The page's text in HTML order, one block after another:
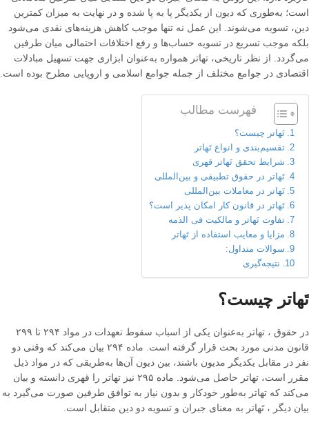
است؛ به‌طوری که دیون از یکدیگر پا به پا شده و در نهایت به میزان کمترین
دین، تسویه می‌شوند. این عمل نه تنها موجب کاهش هزینه‌های نقدی می‌شود
بلکه موجب تسریع در تسویه حساب‌ها و رفع اختلافات احتمالی میان طرفین
می‌گردد. از نظر تاریخی، تهاتر همواره به‌عنوان ابزاری جهت تسهیل مبادلات
اقتصادی در جوامع مختلف از جمله جوامع اسلامی و اروپایی مطرح بوده است.
فهرست مطالب
تَهاتر چیست؟
تقسیم‌بندی و انواع تَهاتر
شرایط تحقق تَهاتر قهری
تَهاتر در حقوق تطبیقی و بین‌المللی
تَهاتر در معاملات بین‌المللی
تَهاتر در قانون کار امکان پذیر است؟
تفاوت تَهاتر و مالکیت فی الذمه
مزایا و معایب استفاده از تَهاتر
سوالات متداول:
نتیجه‌گیری
تَهاتر چیست؟
در حقوق ، تهاتر به‌عنوان یکی از اسباب سقوط تعهدات در مواد ۲۹۴ تا ۲۹۹
قانون مدنی مورد بحث قرار گرفته است.
ماده ۲۹۴ بیان می‌کند که وقتی دو
نفر در مقابل یکدیگر مدیون باشند، بین دیون آن‌ها به‌طریقی که در مواد ذیل
مقرر است، تهاتر حاصل می‌شود.
ماده ۲۹۵ نیز تهاتر را قهری دانسته و بیان
می‌کند که تهاتر به‌طور خودکار و بدون نیاز به توافق طرفین صورت می‌گیرد به
بیان دیگر ، تَهاتر به معنای جبران و تسویه دو دین متقابل است.